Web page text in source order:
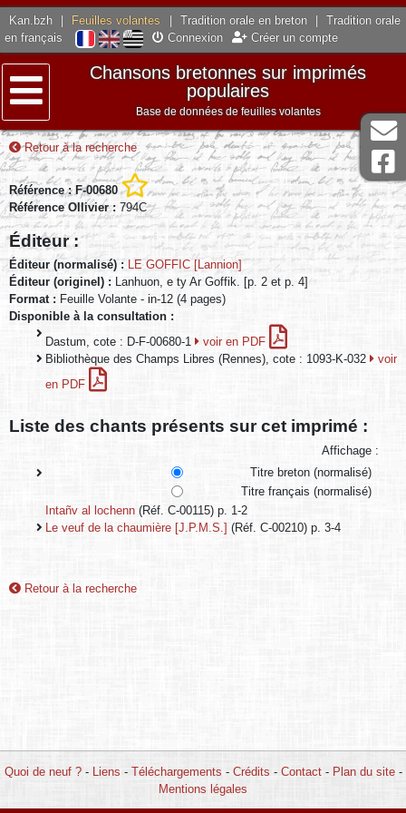
Kan.bzh Feuilles volantes Tradition orale en breton
Tradition orale
en français
Connexion Créer un compte
Menu
Chansons bretonnes sur imprimés
populaires
Base de données de feuilles volantes
Retour à la recherche
Référence : F-00680
Référence Ollivier : 794C
Éditeur :
Éditeur (normalisé) :
LE GOFFIC [Lannion]
Éditeur (originel) :
Lanhuon, e ty Ar Goffik. [p. 2 et p. 4]
Format : Feuille Volante - in-12 (4 pages)
Disponible à la consultation :
Dastum, cote : D-F-00680-1
voir en PDF
Bibliothèque des Champs Libres (Rennes), cote : 1093-K-032
voir
en PDF
Liste des chants présents sur cet imprimé :
Affichage :
Titre breton (normalisé)
Titre français (normalisé)
Intañv al lochenn (Réf. C-00115) p. 1-2
Le veuf de la chaumière [J.P.M.S.] (Réf. C-00210) p. 3-4
Retour à la recherche
Quoi de neuf ?- Liens - Téléchargements - Crédits - Contact- Plan du site-
Mentions légales